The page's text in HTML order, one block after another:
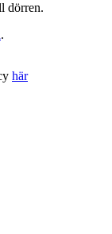
dörren.
.
här